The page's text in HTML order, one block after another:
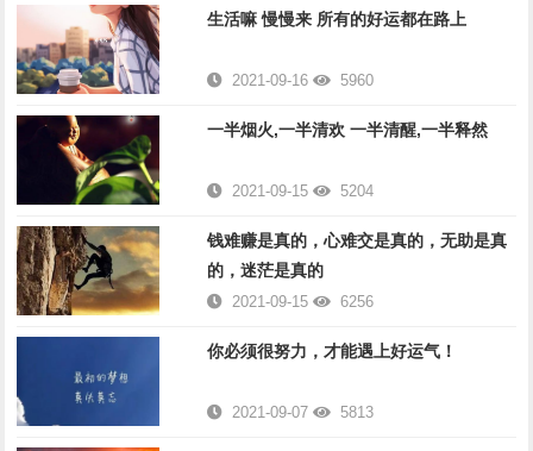
生活嘛 慢慢来 所有的好运都在路上
2021-09-16 5960
一半烟火,一半清欢 一半清醒,一半释然
2021-09-15 5204
钱难赚是真的，心难交是真的，无助是真
的，迷茫是真的
2021-09-15 6256
你必须很努力，才能遇上好运气！
2021-09-07 5813